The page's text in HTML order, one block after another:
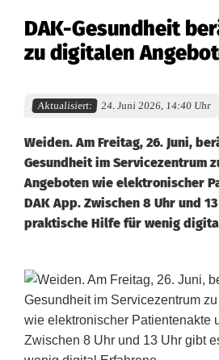
DAK-Gesundheit
zu digitalen
Aktualisiert: 24. Juni 2026, 14:40 Uhr
Weiden. Am Freitag, 26. Juni,
Gesundheit im Servicezentrum
Angeboten wie elektronischer
DAK App. Zwischen 8 Uhr und
praktische Hilfe für wenig